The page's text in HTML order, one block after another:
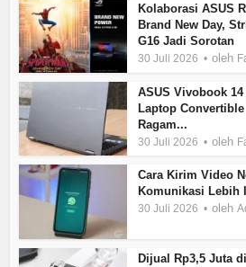
Kolaborasi ASUS
Brand New Day,
G16 Jadi Sorotan
30 Juli 2026 oleh
ASUS Vivobook 14
Laptop
Ragam...
30 Juli 2026 oleh
Cara Kirim Video
Komunikasi Lebih
30 Juli 2026 oleh
Dijual Rp3,5 Juta